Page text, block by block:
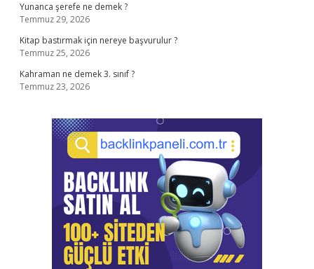
Yunanca şerefe ne demek ?
Temmuz 29, 2026
Kitap bastırmak için nereye başvurulur ?
Temmuz 25, 2026
Kahraman ne demek 3. sınıf ?
Temmuz 23, 2026